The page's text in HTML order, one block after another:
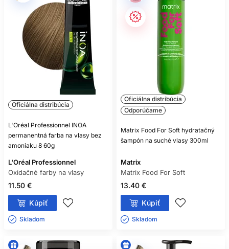
Oficiálna distribúcia
L'Oréal Professionnel INOA
permanentná farba na vlasy bez
amoniaku 8 60g
L'Oréal Professionnel
Oxidačné farby na vlasy
11.50 €
Kúpiť
Skladom ㅤ
Oficiálna distribúcia
Odporúčame
Matrix Food For Soft hydratačný
šampón na suché vlasy 300ml
Matrix
Matrix Food For Soft
13.40 €
Kúpiť
Skladom ㅤ